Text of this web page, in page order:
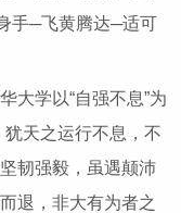
手─飞黄腾达─适可
大学以“自强不息”为
犹天之运行不息，不
韧强毅，虽遇颠沛
退，非大有为者之